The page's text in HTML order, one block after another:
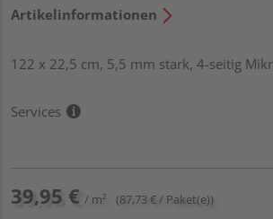
Artikelinformationen
122 x 22,5 cm, 5,5 mm stark, 4-seitig
Services
39,95 € / m² (87,73 € / Paket(e))